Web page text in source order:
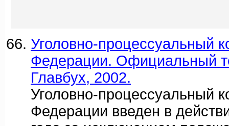
Уголовно-процессуальный
Федерации. Официальный
Главбух, 2002.
Уголовно-процессуальный
Федерации введен в